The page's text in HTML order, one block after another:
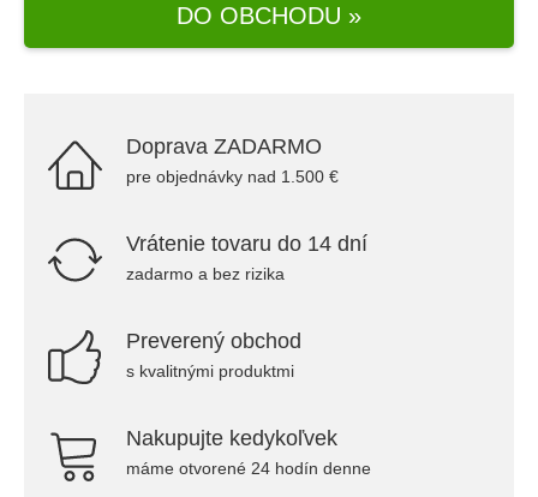
DO OBCHODU »
Doprava ZADARMO
pre objednávky nad 1.500 €
Vrátenie tovaru do 14 dní
zadarmo a bez rizika
Preverený obchod
s kvalitnými produktmi
Nakupujte kedykoľvek
máme otvorené 24 hodín denne